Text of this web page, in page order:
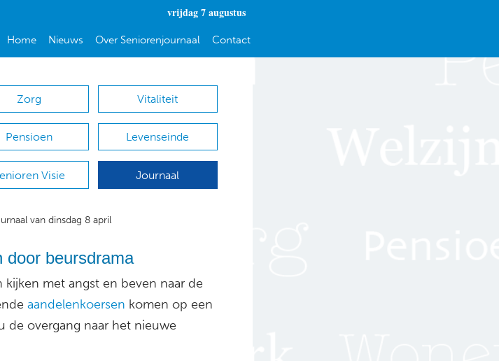
vrijdag 7 augustus
Home Nieuws Over Seniorenjournaal Contact
Zorg Vitaliteit
Pensioen Levenseinde
Visie Journaal
van dinsdag 8 april
door beursdrama
met angst en beven naar de
aandelenkoersen komen op een
de overgang naar het nieuwe